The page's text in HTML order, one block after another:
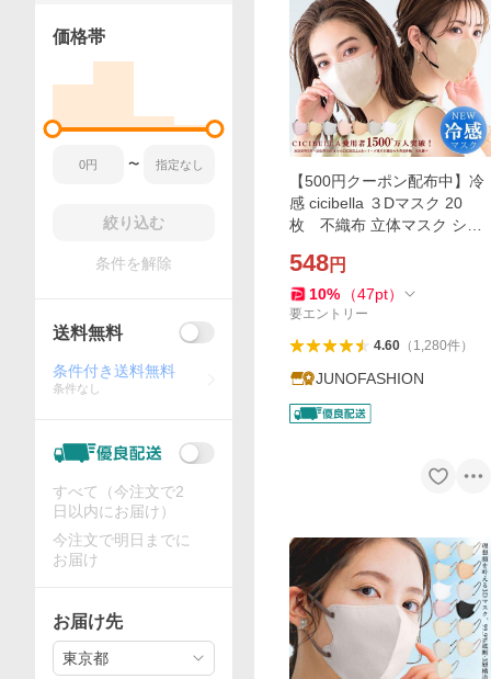
【500円クーポン配布中】冷
感 cicibella ３Dマスク 20
枚 不織布 立体マスク シシ
マスク バイカラーマスク 不
織布マスク くちばし
548円
10% （47pt）
要エントリー
4.60（ 1,280件）
JUNOFASHION
価格帯
〜
絞り込む
条件を解除
送料無料
条件付き送料無料
条件なし
すべて（今注文で2
日以内にお届け）
今注文で明日までに
お届け
お届け先
東京都